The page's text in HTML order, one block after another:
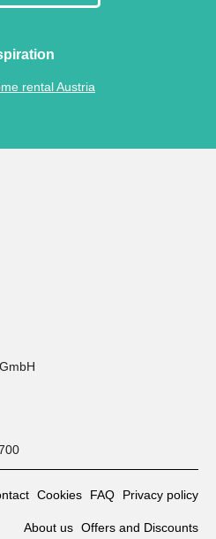
rental Austria
Cookies FAQ Privacy policy
About us Offers and Discounts